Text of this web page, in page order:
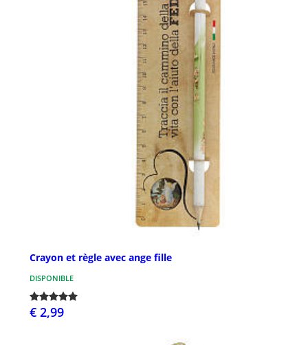
Crayon et règle avec ange fille
DISPONIBLE
€ 2,99